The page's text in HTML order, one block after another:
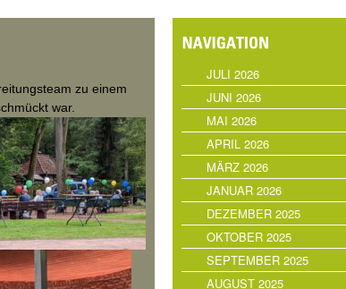
zu einem
war.
JULI 2026
JUNI 2026
MAI 2026
APRIL 2026
MÄRZ 2026
JANUAR 2026
DEZEMBER 2025
OKTOBER 2025
SEPTEMBER 2025
AUGUST 2025